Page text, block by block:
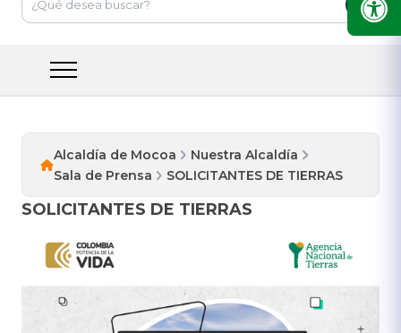
Alcaldía de Mocoa
Nuestra Alcaldía
Sala de Prensa
SOLICITANTES DE TIERRAS
SOLICITANTES DE TIERRAS